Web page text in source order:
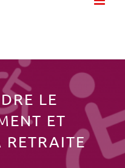
LE
ET
RETRAITE